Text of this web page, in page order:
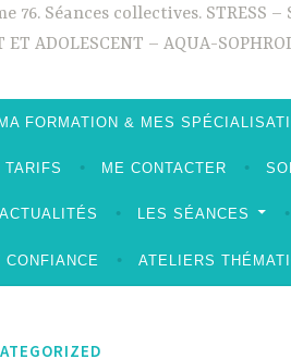
Séances collectives. STRESS –
ADOLESCENT – AQUA-
FORMATION & MES
TARIFS ME CONTACTER
ACTUALITÉS LES SÉANCES
CONFIANCE ATELIERS